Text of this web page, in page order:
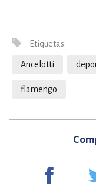
Etiquetas:
Ancelotti
flamengo